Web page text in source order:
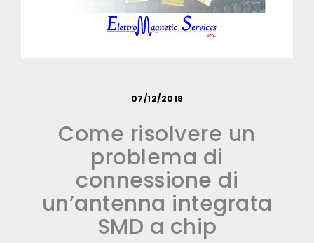
07/12/2018
Come risolvere un
problema di
connessione di
un’antenna integrata
SMD a chip